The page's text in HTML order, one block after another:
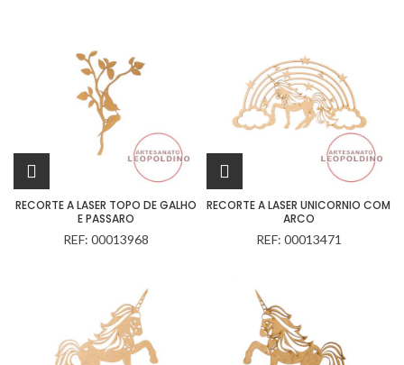
RECORTE A LASER TOPO DE GALHO
E PASSARO
REF: 00013968
RECORTE A LASER UNICORNIO COM
ARCO
REF: 00013471